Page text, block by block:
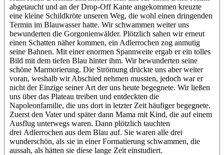
abgetaucht und an der Drop-Off Kante angekommen kreuzte
eine kleine Schildkröte unseren Weg, die wohl einen dringenden
Termin im Blauwasser hatte. Wir schwammen weiter uns
bewunderten die Gorgonienwälder. Plötzlich sahen wir erneut
einen Schatten näher kommen, ein Adlerrochen zog anmutig
seine Bahnen. Mit einer enormen Spannweite ergab er ein tolles
Bild mit dem tiefen Blau hinter ihm. Wir bewunderten seine
schöne Marmorierung. Die Strömung drückte uns aber weiter
voran, weshalb wir Abschied nehmen mussten, jedoch war er
nicht der Einzige seiner Art der uns heute begegnete. Wir ließen
uns über das Plateau treiben und entdeckten die
Napoleonfamilie, die uns dort in letzter Zeit häufiger begegnete.
Zuerst den Vater und später dann Mama mit Kind, die auf einem
Ausflug unterwegs waren. Dann plötzlich tauchten
drei Adlerrochen aus dem Blau auf. Sie waren alle drei
wunderschön, als sie in einer Formatierung schwammen, die
aussah, als hätten sie diese lange Zeit einstudiert.